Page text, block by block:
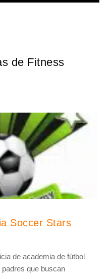
de Fitness
Soccer Stars
de academia de fútbol
que buscan